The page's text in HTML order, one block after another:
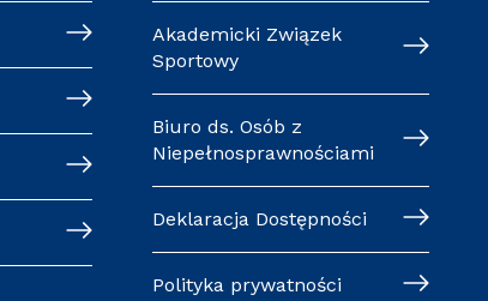
Akademicki Związek
Sportowy
Biuro ds. Osób z
Niepełnosprawnościami
Deklaracja Dostępności
Polityka prywatności